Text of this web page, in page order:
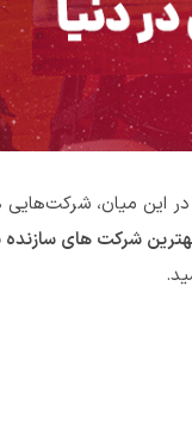
در این میان،
شرکت های سازنده